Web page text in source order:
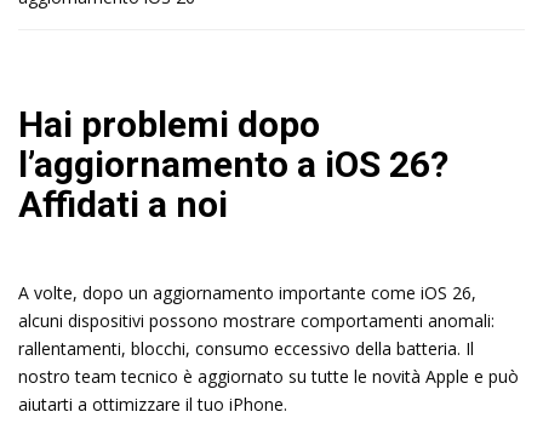
Hai problemi dopo
l’aggiornamento a iOS 26?
Affidati a noi
A volte, dopo un aggiornamento importante come iOS 26,
alcuni dispositivi possono mostrare comportamenti anomali:
rallentamenti, blocchi, consumo eccessivo della batteria. Il
nostro team tecnico è aggiornato su tutte le novità Apple e può
aiutarti a ottimizzare il tuo iPhone.